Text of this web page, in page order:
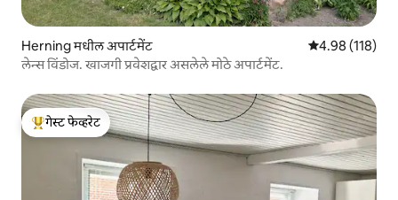
Herning मधील अपार्टमेंट 5 पैकी 4.98
4.98 (118)
लेन्स विंडोज. खाजगी प्रवेशद्वार असलेले मोठे अपार्टमेंट.
टॉप गेस्ट फेव्हरेट
गेस्ट फेव्हरेट